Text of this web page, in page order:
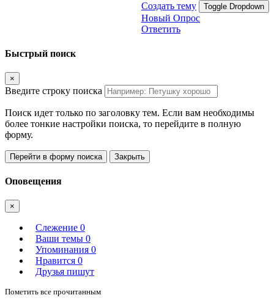
Создать тему Toggle Dropdown
Новый Опрос
Ответить
Быстрый поиск
×
Введите строку поиска
Поиск идет только по заголовку тем. Если вам необходимы
более тонкие настройки поиска, то перейдите в полную
форму.
Перейти в форму поиска Закрыть
Оповещения
×
Слежение 0
Ваши темы 0
Упоминания 0
Нравится 0
Друзья пишут
Пометить все прочитанным